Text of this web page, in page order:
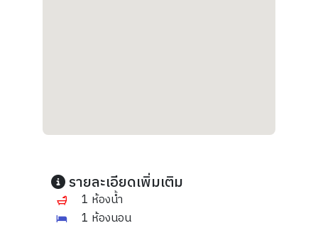
รายละเอียดเพิ่มเติม
1 ห้องน้ำ
1 ห้องนอน